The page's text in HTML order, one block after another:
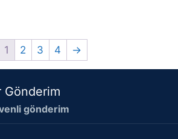
1 2 3 4 →
Gönderim
gönderim